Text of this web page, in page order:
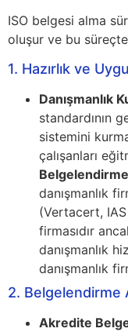
ISO belgesi alma
oluşur ve bu
1. Hazırlık ve
Danışmanlık
standardının
sistemini
çalışanları
danışmanlık
(Vertacert,
firmasıdır
danışmanlık
danışmanlık
2. Belgelendirme
Akredite